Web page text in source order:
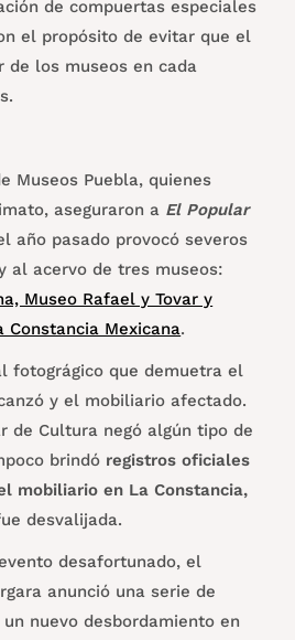
de compuertas especiales
el propósito de evitar que el
de los museos en cada
Museos Puebla, quienes
aseguraron a El Popular
año pasado provocó severos
al acervo de tres museos:
Museo Rafael y Tovar y
Mexicana.
fotográgico que demuetra el
y el mobiliario afectado.
de Cultura negó algún tipo de
brindó registros oficiales
mobiliario en La Constancia,
desvalijada.
desafortunado, el
anunció una serie de
nuevo desbordamiento en